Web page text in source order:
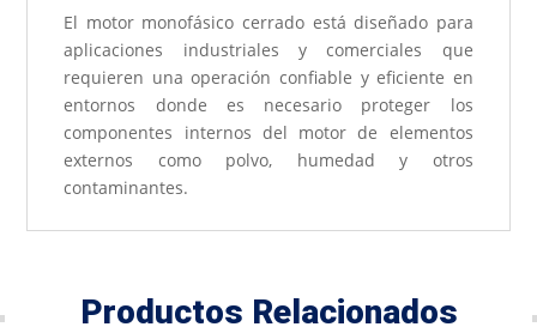
El motor monofásico cerrado está diseñado para
aplicaciones industriales y comerciales que
requieren una operación confiable y eficiente en
entornos donde es necesario proteger los
componentes internos del motor de elementos
externos como polvo, humedad y otros
contaminantes.
Productos Relacionados